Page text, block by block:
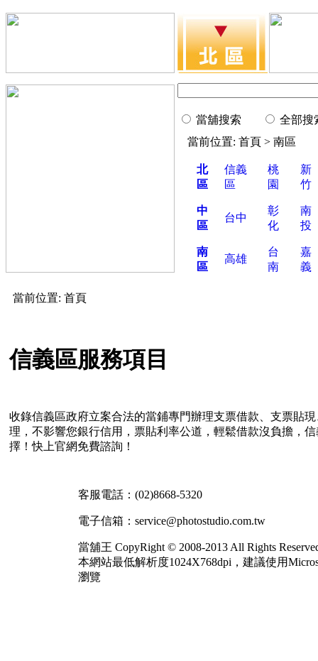
當舖搜索
全部搜
當前位置: 首頁 > 南區
北
區
信義
區
桃
園
新
竹
中
區
台中
彰
化
南
投
南
區
高雄
台
南
嘉
義
當前位置: 首頁
信義區服務項目
收錄信義區政府立案合法的當鋪專門辦理支票借款、支票貼
理，不影響您銀行信用，票貼利率公道，輕鬆借款沒負擔，
擇！快上官網免費諮詢！
客服電話： (02)8668-5320
電子信箱：service@photostudio.com.tw
當舖王 CopyRight © 2008-2013 All Rights
本網站最低解析度1024X768dpi，建議使用
瀏覽